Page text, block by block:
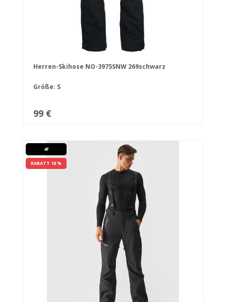
Herren-Skihose NO-3975SNW 269schwarz
Größe: S
99 €
4F
RABATT 18 %